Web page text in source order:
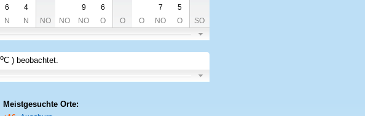
6 4 9 6 7
5
N N NO NO NO O O O NO O SO
oC ) beobachtet.
Meistgesuchte Orte: